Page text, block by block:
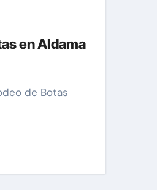
en Aldama